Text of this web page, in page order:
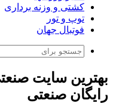
کشتی و وزنه برداری
توپ و تور
فوتبال جهان
بهترین ‌سایت
رایگان صنعتی